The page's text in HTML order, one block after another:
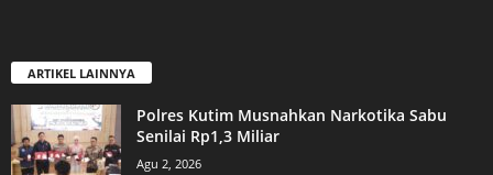
ARTIKEL LAINNYA
Polres Kutim Musnahkan Narkotika Sabu
Senilai Rp1,3 Miliar
Agu 2, 2026